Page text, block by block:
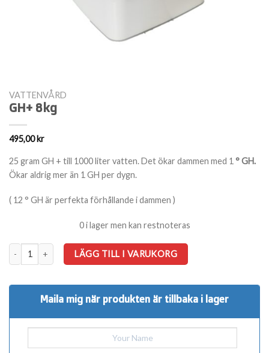
VATTENVÅRD
GH+ 8kg
495,00kr
25 gram GH + till 1000 liter vatten. Det ökar dammen med 1 ° GH.
Ökar aldrig mer än 1 GH per dygn.
( 12 ° GH är perfekta förhållande i dammen )
0 i lager men kan restnoteras
GH+ 8kg mängd
LÄGG TILL I VARUKORG
Maila mig när produkten är tillbaka i lager